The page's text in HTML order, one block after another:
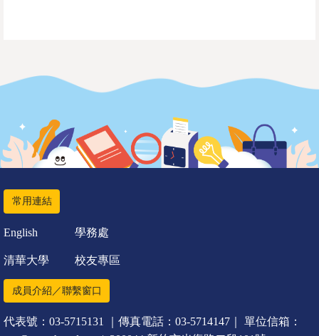
常用連結
English 學務處
清華大學 校友專區
成員介紹／聯繫窗口
代表號：03-5715131 ｜傳真電話：03-5714147｜ 單位信箱：